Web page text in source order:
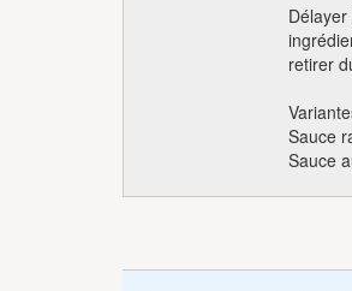
retirer
Sauce
Sauce